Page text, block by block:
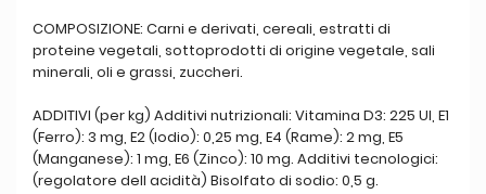
COMPOSIZIONE: Carni e derivati, cereali, estratti di
proteine vegetali, sottoprodotti di origine vegetale, sali
minerali, oli e grassi, zuccheri.
ADDITIVI (per kg) Additivi nutrizionali: Vitamina D3: 225 UI, E1
(Ferro): 3 mg, E2 (Iodio): 0,25 mg, E4 (Rame): 2 mg, E5
(Manganese): 1 mg, E6 (Zinco): 10 mg. Additivi tecnologici:
(regolatore dell acidità) Bisolfato di sodio: 0,5 g.